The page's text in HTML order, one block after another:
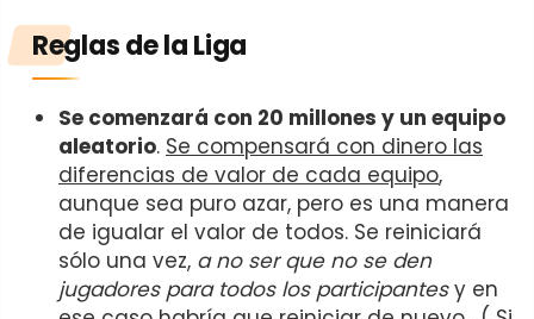
Reglasde la Liga
Se comenzará con 20 millones y un equipo
aleatorio. Se compensará con dinero las
diferencias de valor de cada equipo,
aunque sea puro azar, pero es una manera
de igualar el valor de todos. Se reiniciará
sólo una vez, a no ser que no se den
jugadores para todos los participantesy en